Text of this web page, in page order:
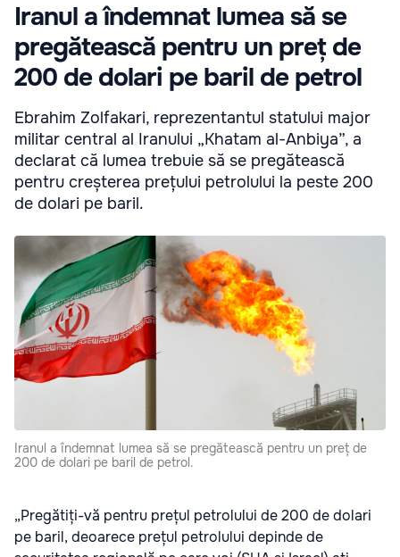
Iranul a îndemnat lumea să se
pregătească pentru un preț de
200 de dolari pe baril de petrol
Ebrahim Zolfakari, reprezentantul statului major
militar central al Iranului „Khatam al-Anbiya”, a
declarat că lumea trebuie să se pregătească
pentru creșterea prețului petrolului la peste 200
de dolari pe baril.
Iranul a îndemnat lumea să se pregătească pentru un preț de
200 de dolari pe baril de petrol.
„Pregătiți-vă pentru prețul petrolului de 200 de dolari
pe baril, deoarece prețul petrolului depinde de